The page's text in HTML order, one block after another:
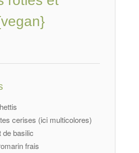
cerises (ici multicolores)
de basilic
frais